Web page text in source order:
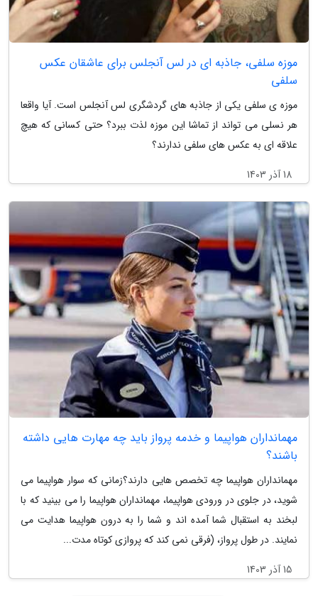
موزه سلفی، جاذبه ای در لس آنجلس برای عاشقان عکس
سلفی
موزه ی سلفی یکی از جاذبه های گردشگری لس آنجلس است. آیا واقعا
هر نسلی می تواند از تماشا این موزه لذت ببرد؟ حتی کسانی که هیچ
علاقه ای به عکس های سلفی ندارند؟
18 آذر 1403
مهمانداران هواپیما و خدمه پرواز باید چه مهارت هایی داشته
باشند؟
مهمانداران هواپیما چه تخصص هایی دارند؟زمانی که سوار هواپیما می
شوید، در جلوی در ورودی هواپیما، مهمانداران هواپیما را می بینید که با
لبخند به استقبال شما آمده اند و شما را به درون هواپیما هدایت می
نمایند. در طول پرواز، (فرقی نمی کند که پروازی کوتاه مدت...
15 آذر 1403